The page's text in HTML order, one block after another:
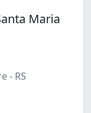
Maria
- RS